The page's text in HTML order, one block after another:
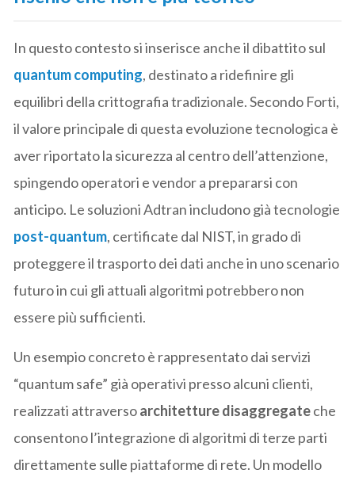
In questo contesto si inserisce anche il dibattito sul
quantum computing, destinato a ridefinire gli
equilibri della crittografia tradizionale. Secondo Forti,
il valore principale di questa evoluzione tecnologica è
aver riportato la sicurezza al centro dell’attenzione,
spingendo operatori e vendor a prepararsi con
anticipo. Le soluzioni Adtran includono già tecnologie
post-quantum, certificate dal NIST, in grado di
proteggere il trasporto dei dati anche in uno scenario
futuro in cui gli attuali algoritmi potrebbero non
essere più sufficienti.
Un esempio concreto è rappresentato dai servizi
“quantum safe” già operativi presso alcuni clienti,
realizzati attraversoarchitetture disaggregateche
consentono l’integrazione di algoritmi di terze parti
direttamente sulle piattaforme di rete. Un modello